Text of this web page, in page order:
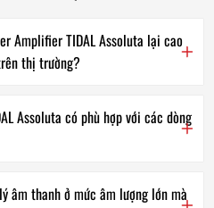
Amplifier TIDAL Assoluta lại cao
thị trường?
Assoluta có phù hợp với các dòng
âm thanh ở mức âm lượng lớn mà